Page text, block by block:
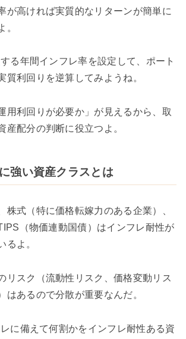
が高ければ実質的なリターンが簡単に
。
る年間インフレ率を設定して、ポート
質利回りを逆算してみようね。
用利回りが必要か」が見えるから、取
産配分の判断に役立つよ。
強い資産クラスとは
株式（特に価格転嫁力のある企業）、
（物価連動国債）はインフレ耐性が
るよ。
リスク（流動性リスク、価格変動リス
はあるので分散が重要なんだ。
に備えて何割かをインフレ耐性ある資